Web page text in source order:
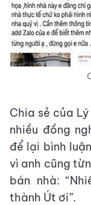
Chia sẻ của
nhiều đồng
để lại bình
vì anh cũng
bán nhà:
thành Út ơi”.